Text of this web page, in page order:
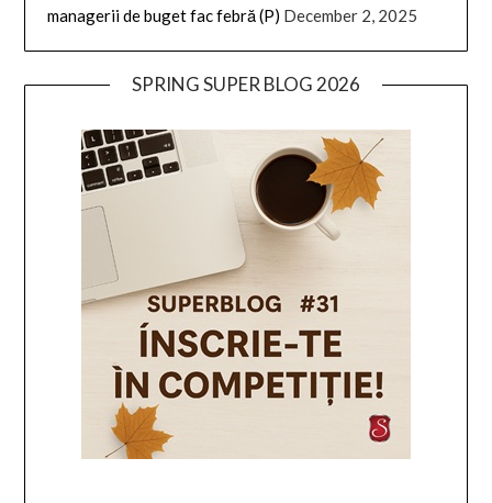
managerii de buget fac febră (P) December 2, 2025
SPRING SUPER BLOG 2026